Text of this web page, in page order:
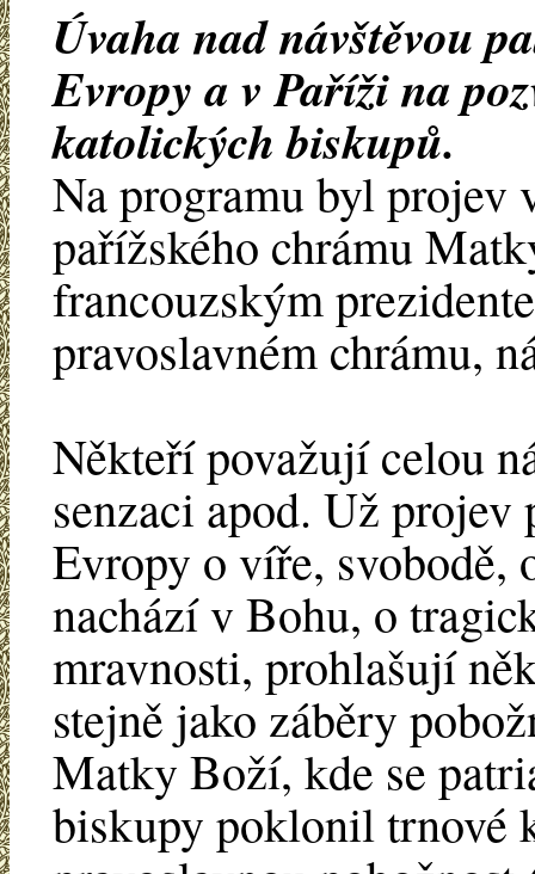
Úvaha nad návštěvou
Evropy a v Paříži na
katolických biskupů.
Na programu byl projev
pařížského chrámu
francouzským
pravoslavném chrámu,
Někteří považují celou
senzaci apod. Už
Evropy o víře, svobodě,
nachází v Bohu, o
mravnosti, prohlašují
stejně jako záběry
Matky Boží, kde se
biskupy poklonil trnové